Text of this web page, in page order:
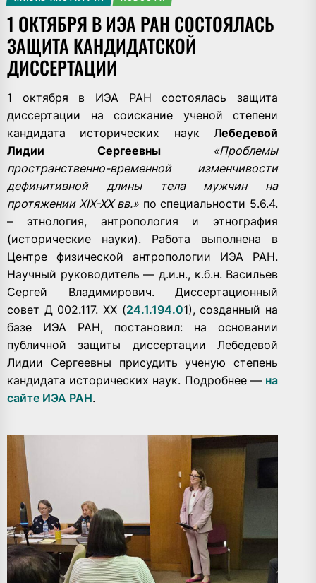
1 ОКТЯБРЯ В ИЭА РАН СОСТОЯЛАСЬ
ЗАЩИТА КАНДИДАТСКОЙ
ДИССЕРТАЦИИ
1 октября в ИЭА РАН состоялась защита
диссертации на соискание ученой степени
кандидата исторических наук Лебедевой
Лидии Сергеевны «Проблемы
пространственно-временной изменчивости
дефинитивной длины тела мужчин на
протяжении XIX-XX вв.»по специальности 5.6.4.
– этнология, антропология и этнография
(исторические науки). Работа выполнена в
Центре физической антропологии ИЭА РАН.
Научный руководитель — д.и.н., к.б.н. Васильев
Сергей Владимирович. Диссертационный
совет Д 002.117. ХХ (24.1.194.01), созданный на
базе ИЭА РАН, постановил: на основании
публичной защиты диссертации Лебедевой
Лидии Сергеевны присудить ученую степень
кандидата исторических наук. Подробнее — на
сайте ИЭА РАН.